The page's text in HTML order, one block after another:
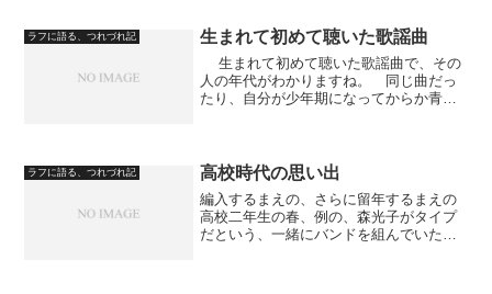
きがあったので、この際だ...
ラフに語る、つれづれ記 生まれて初めて聴いた歌謡曲
生まれて初めて聴いた歌謡曲で、その
人の年代がわかりますね。 同じ曲だっ
たり、自分が少年期になってからか青年
と思ったりしてね。 ...
ラフに語る、つれづれ記 高校時代の思い出
編入するまえの、さらに留年するまえの
高校二年生の春、例の、森光子がタイプ
だという、一緒にバンドを組んでいた友